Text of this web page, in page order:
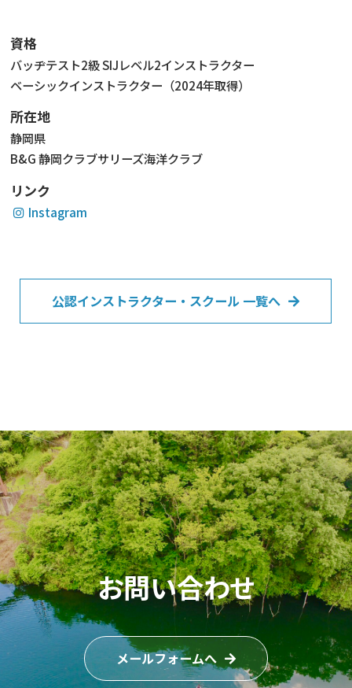
資格
バッヂテスト2級 SIJレベル2インストラクター
ベーシックインストラクター（2024年取得）
所在地
静岡県
B&G 静岡クラブサリーズ海洋クラブ
リンク
Instagram
公認インストラクター・スクール 一覧へ
お問い合わせ
メールフォームへ